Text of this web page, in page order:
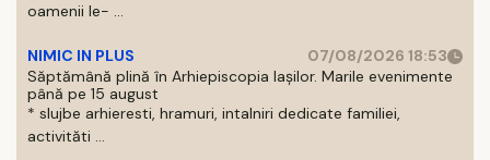
oamenii le- ...
NIMIC IN PLUS
07/08/2026 18:53
Săptămână plină în Arhiepiscopia Iașilor. Marile evenimente
până pe 15 august
* slujbe arhieresti, hramuri, intalniri dedicate familiei,
activităti ...